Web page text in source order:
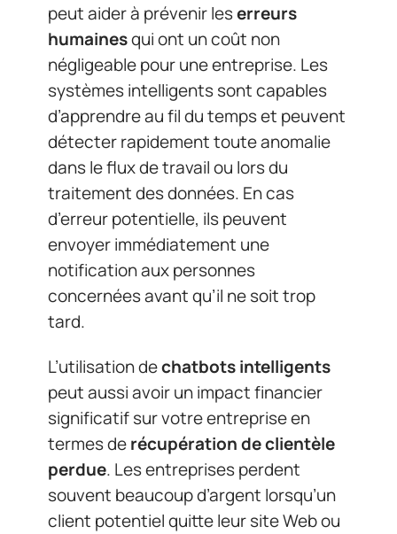
peut aider à prévenir leserreurs
humainesqui ont un coût non
négligeable pour une entreprise. Les
systèmes intelligents sont capables
d’apprendre au fil du temps et peuvent
détecter rapidement toute anomalie
dans le flux de travail ou lors du
traitement des données. En cas
d’erreur potentielle, ils peuvent
envoyer immédiatement une
notification aux personnes
concernées avant qu’il ne soit trop
tard.
L’utilisation dechatbots intelligents
peut aussi avoir un impact financier
significatif sur votre entreprise en
termes derécupération de clientèle
perdue. Les entreprises perdent
souvent beaucoup d’argent lorsqu’un
client potentiel quitte leur site Web ou